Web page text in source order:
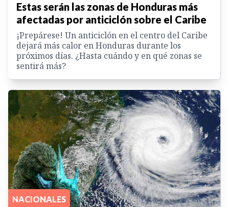
Estas serán las zonas de Honduras más
afectadas por anticiclón sobre el Caribe
¡Prepárese! Un anticiclón en el centro del Caribe
dejará más calor en Honduras durante los
próximos días. ¿Hasta cuándo y en qué zonas se
sentirá más?
NACIONALES